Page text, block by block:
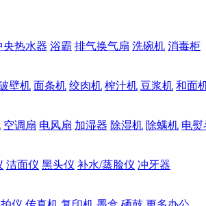
央热水器 浴霸 排气换气扇 洗碗机 消毒柜
壁机 面条机 绞肉机 榨汁机 豆浆机 和面
空调扇 电风扇 加湿器 除湿机 除螨机 电熨
洁面仪 黑头仪 补水/蒸脸仪 冲牙器